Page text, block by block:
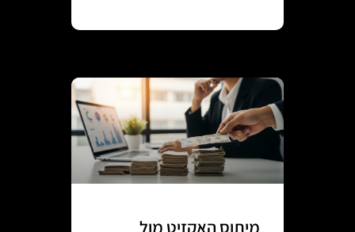
מיתוס האקזיט מול